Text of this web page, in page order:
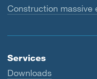
Construction massive
Services
Downloads